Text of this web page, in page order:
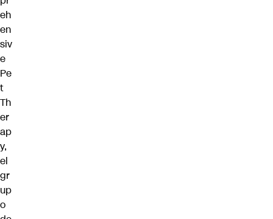
eh
en
siv
e
Pe
t
Th
er
ap
y,
el
gr
up
o